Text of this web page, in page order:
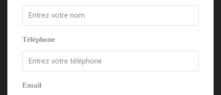
Téléphone
Email